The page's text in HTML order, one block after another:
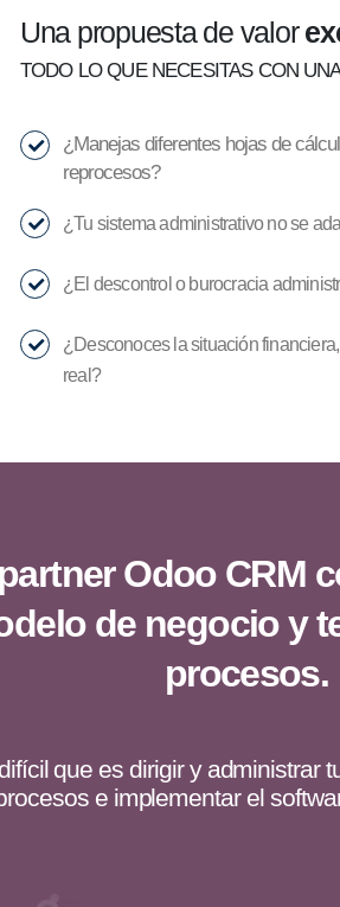
Una propuesta de valor
TODO LO QUE NECESITAS CON
¿Manejas diferentes hojas de
reprocesos?
¿Tu sistema administrativo no se
¿El descontrol o burocracia
¿Desconoces la situación
real?
Odoo CRM
de negocio y
procesos.
que es dirigir y administrar
e implementar el